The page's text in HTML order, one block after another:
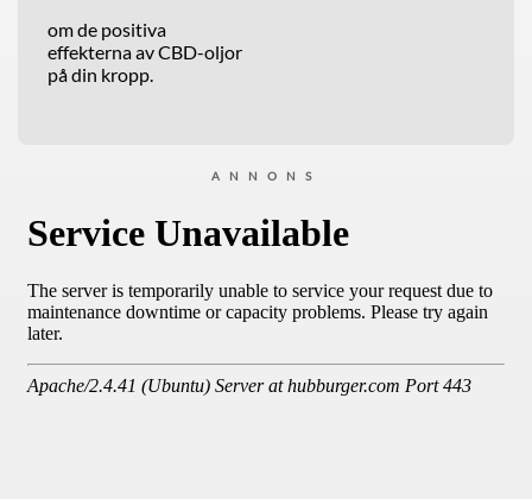
om de positiva
effekterna av CBD-oljor
på din kropp.
ANNONS